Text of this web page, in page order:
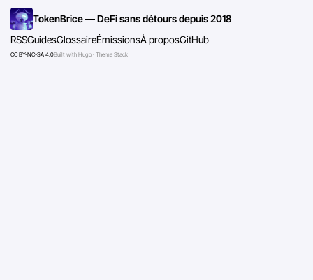
TokenBrice — DeFi sans détours depuis 2018
RSSGuidesGlossaireÉmissionsÀ proposGitHub
CC BY-NC-SA 4.0Built with Hugo · Theme Stack